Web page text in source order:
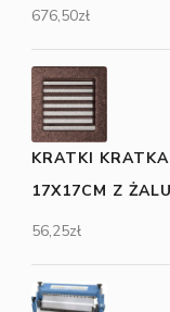
676,50zł
KRATKI
17X17CM Z
56,25zł